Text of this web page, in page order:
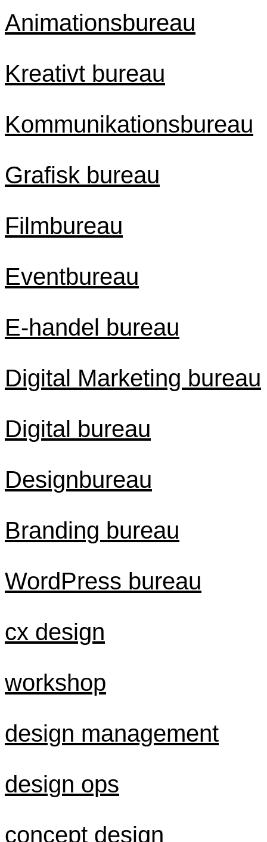
Animationsbureau
Kreativt bureau
Kommunikationsbureau
Grafisk bureau
Filmbureau
Eventbureau
E-handel bureau
Digital Marketing bureau
Digital bureau
Designbureau
Branding bureau
WordPress bureau
cx design
workshop
design management
design ops
concept design